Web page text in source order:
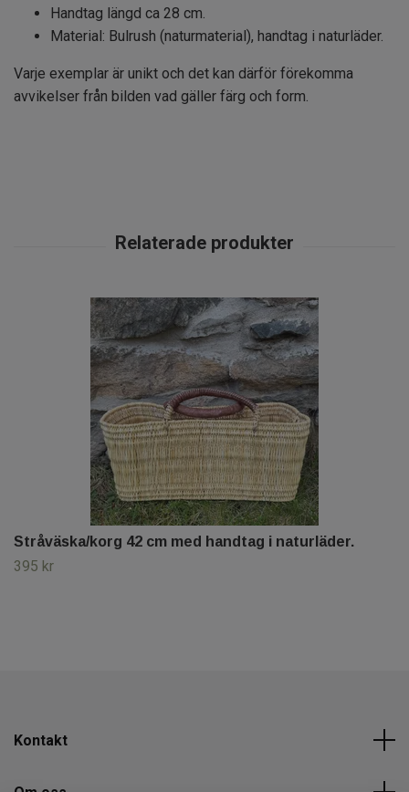
Handtag längd ca 28 cm.
Material: Bulrush (naturmaterial), handtag i naturläder.
Varje exemplar är unikt och det kan därför förekomma
avvikelser från bilden vad gäller färg och form.
Stråväska/korg 42 cm med handtag i naturläder.
395 kr
Kontakt